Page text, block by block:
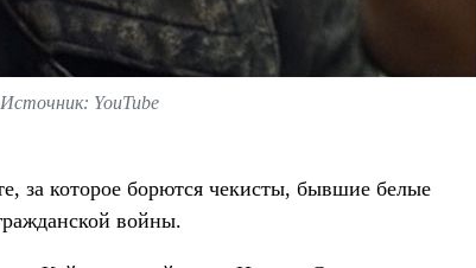
Источник: YouTube
за которое борются чекисты, бывшие белые
войны.